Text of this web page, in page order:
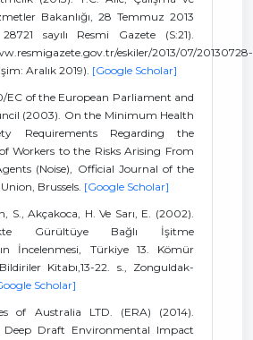
Bakanlığı, 28 Temmuz 2013
sayılı Resmi Gazete (S:21).
eskiler/2013/07/20130728-
Aralık 2019). [Google Scholar]
EC of the European Parliament and
(2003). On the Minimum Health
Requirements Regarding the
Workers to the Risks Arising From
(Noise), Official Journal of the
Brussels. [Google Scholar]
S., Akçakoca, H. Ve Sarı, E. (2002).
Gürültüye Bağlı İşitme
İncelenmesi, Türkiye 13. Kömür
Kitabı,13-22. s., Zonguldak-
Scholar]
of Australia LTD. (ERA) (2014).
Deep Draft Environmental Impact